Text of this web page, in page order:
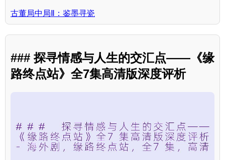
古董局中局Ⅱ：鉴墨寻瓷
### 探寻情感与人生的交汇点——《缘
路终点站》全7集高清版深度评析